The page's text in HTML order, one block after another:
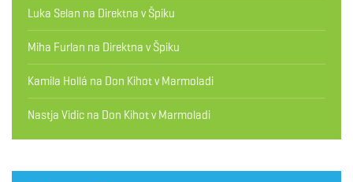
Luka Selan na Direktna v Špiku
Miha Furlan na Direktna v Špiku
Kamila Hollá na Don Kihot v Marmoladi
Nastja Vidic na Don Kihot v Marmoladi